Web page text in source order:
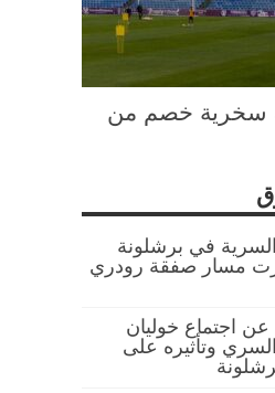
سخرية خصم من
السرية في برشلونة
مسار صفقة رودري
اجتماع خوليان
السري وتأثيره على